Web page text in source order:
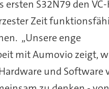
ersten S32N79 den VC-
Zeit
„Unsere enge
mit Aumovio zeigt,
und Software